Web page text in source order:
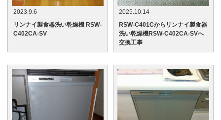
2023.9.6
リンナイ製食器洗い乾燥機 RSW-
C402CA-SV
2025.10.14
RSW-C401Cからリンナイ製食器
洗い乾燥機RSW-C402CA-SVへ
交換工事